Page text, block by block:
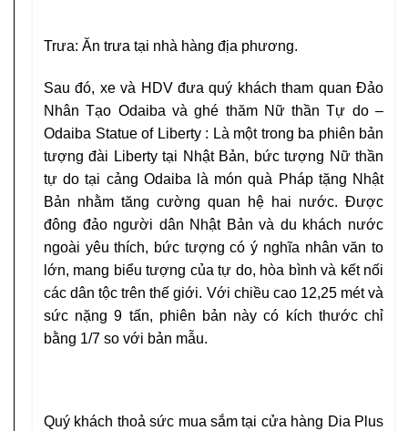
Trưa: Ăn trưa tại nhà hàng địa phương.
Sau đó, xe và HDV đưa quý khách tham quan Đảo
Nhân Tạo Odaiba và ghé thăm Nữ thần Tự do –
Odaiba Statue of Liberty : Là một trong ba phiên bản
tượng đài Liberty tại Nhật Bản, bức tượng Nữ thần
tự do tại cảng Odaiba là món quà Pháp tặng Nhật
Bản nhằm tăng cường quan hệ hai nước. Được
đông đảo người dân Nhật Bản và du khách nước
ngoài yêu thích, bức tượng có ý nghĩa nhân văn to
lớn, mang biểu tượng của tự do, hòa bình và kết nối
các dân tộc trên thế giới. Với chiều cao 12,25 mét và
sức nặng 9 tấn, phiên bản này có kích thước chỉ
bằng 1/7 so với bản mẫu.
Quý khách thoả sức mua sắm tại cửa hàng Dia Plus